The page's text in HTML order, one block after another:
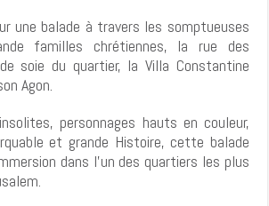
une balade à travers les somptueuses
familles chrétiennes, la rue des
soie du quartier, la Villa Constantine
Agon.
personnages hauts en couleur,
et grande Histoire, cette balade
dans l'un des quartiers les plus